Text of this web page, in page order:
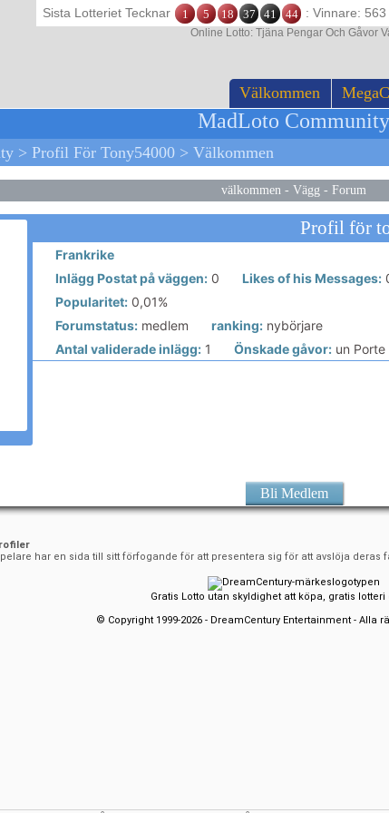
Välkommen
Sista Lotteriet Tecknar 1 5 18 37 41 44 : Vinnare: 563
Online Lotto: Tjäna Pengar Och Gåvor
MadLoto Community
> Profil För Tony54000 > Välkommen
välkommen - Vägg - Forum
Profil för
Frankrike
Inlägg Postat på väggen:0 Likes of his Messages:
Popularitet:0,01%
Forumstatus:medlem ranking:nybörjare
Antal validerade inlägg:1 Önskade gåvor:un Porte
Bli Medlem
har en sida till sitt förfogande för att presentera sig för att avslöja deras
Gratis Lotto utan skyldighet att köpa, gratis
© Copyright 1999-2026 - DreamCentury Entertainment - Alla